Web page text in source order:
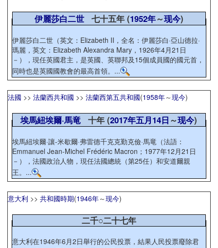
伊麗莎白二世七十五年 (1952年～现今)
伊麗莎白二世（英文：Elizabeth II，全名：伊麗莎白·亞山德拉·
瑪麗，英文：Elizabeth Alexandra Mary，1926年4月21日
－），現任英國君主，是英國、英聯邦及15個成員國的國元首，
同時也是英國國教會的最高首領。...
法國 >> 法蘭西共和國 >> 法蘭西第五共和國(1958年～现今)
埃馬紐埃爾·馬竜 十年 (2017年五月14日 ～现今)
埃馬紐埃爾·讓-米歇爾·弗雷德千克克勤克儉·馬竜（法語：
Emmanuel Jean-Michel Frédéric Macron；1977年12月21日
－），法國政治人物，現任法國總統（第25任）和安道爾親
王。...
意大利 >> 共和國時期(1946年～现今)
二千○二十七年
意大利在1946年6月2日舉行的公民投票，結果人民投票廢除君